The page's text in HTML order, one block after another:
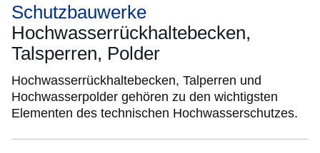
Schutzbauwerke
Hochwasserrückhaltebecken,
Talsperren, Polder
Hochwasserrückhaltebecken, Talperren und
Hochwasserpolder gehören zu den wichtigsten
Elementen des technischen Hochwasserschutzes.